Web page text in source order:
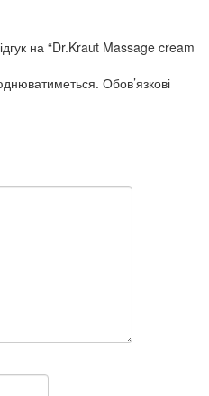
на “Dr.Kraut Massage cream
Обов’язкові